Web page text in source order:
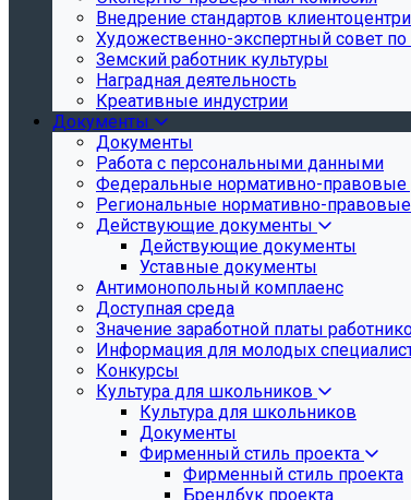
Внедрение стандартов
Художественно-экспертный совет
Земский работник культуры
Наградная деятельность
Креативные индустрии
Документы
Документы
Работа с персональными данными
Федеральные нормативно-
Региональные нормативно-
Действующие документы
Действующие документы
Уставные документы
Антимонопольный комплаенс
Доступная среда
Значение заработной платы
Информация для молодых
Конкурсы
Культура для школьников
Культура для школьников
Документы
Фирменный стиль проекта
Фирменный стиль проекта
Брендбук проекта